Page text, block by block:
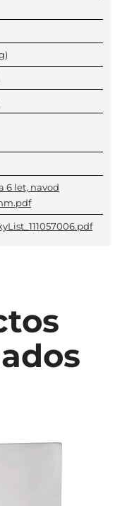
6 let, navod